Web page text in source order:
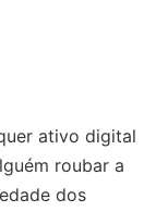
ativo digital
roubar a
dos